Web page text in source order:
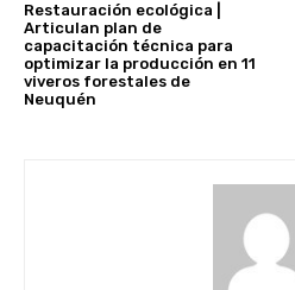
Restauración ecológica |
Articulan plan de
capacitación técnica para
optimizar la producción en 11
viveros forestales de
Neuquén